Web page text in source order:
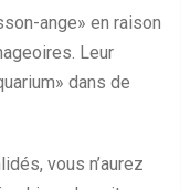
ange» en raison
Leur
dans de
vous n’aurez